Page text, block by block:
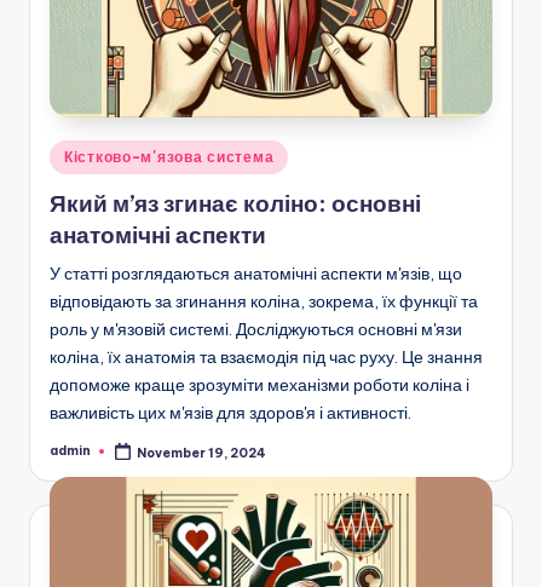
Posted
in
Кістково-м'язова система
Який м’яз згинає коліно: основні
анатомічні аспекти
У статті розглядаються анатомічні аспекти м'язів, що
відповідають за згинання коліна, зокрема, їх функції та
роль у м'язовій системі. Досліджуються основні м'язи
коліна, їх анатомія та взаємодія під час руху. Це знання
допоможе краще зрозуміти механізми роботи коліна і
важливість цих м'язів для здоров'я і активності.
Posted
admin November 19, 2024